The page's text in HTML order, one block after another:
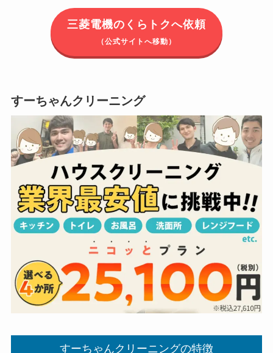
三菱電機のくらトクへ依頼
（公式サイトへ移動）
すーちゃんクリーニング
すーちゃんクリーニングの特徴